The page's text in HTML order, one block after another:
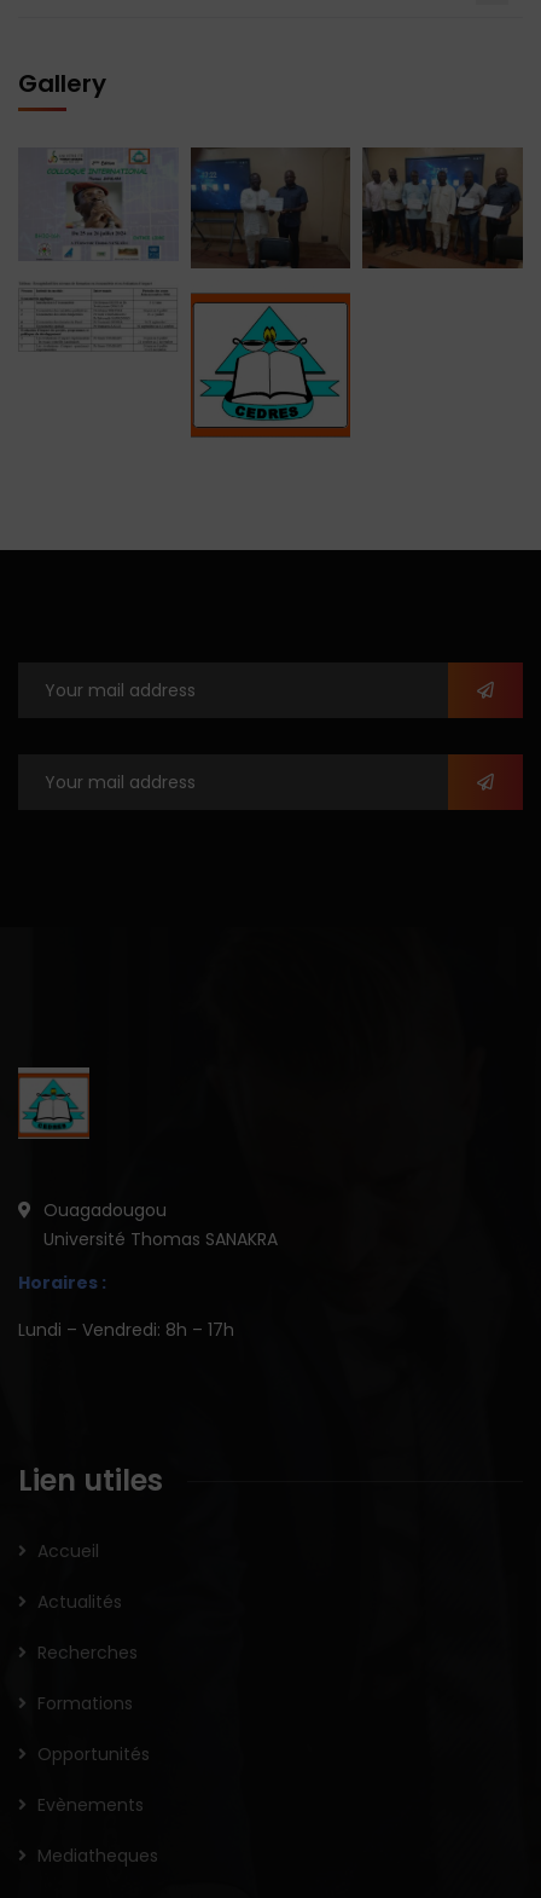
Gallery
Ouagadougou
Université Thomas SANAKRA
Horaires :
Lundi – Vendredi: 8h – 17h
Lien utiles
Accueil
Actualités
Recherches
Formations
Opportunités
Evènements
Mediatheques